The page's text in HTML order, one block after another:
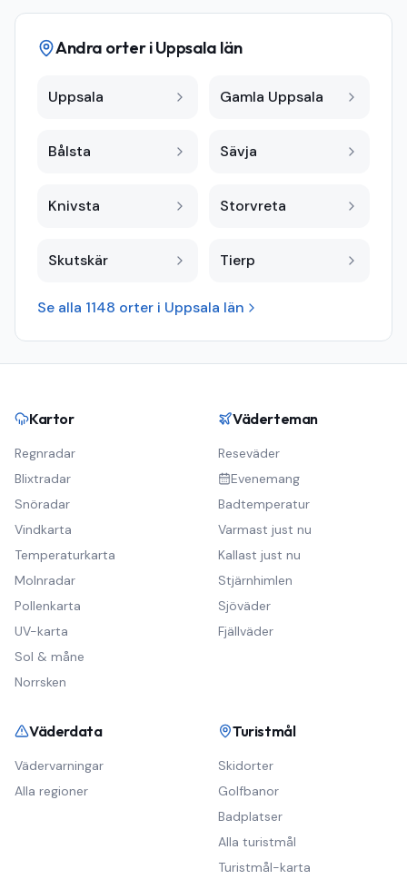
Andra orter iUppsala län
Uppsala Gamla Uppsala
Bålsta Sävja
Knivsta Storvreta
Skutskär Tierp
Se alla 1148 orter i Uppsala län
Kartor
Regnradar
Blixtradar
Snöradar
Vindkarta
Temperaturkarta
Molnradar
Pollenkarta
UV-karta
Sol & måne
Norrsken
Väderteman
Reseväder
Evenemang
Badtemperatur
Varmast just nu
Kallast just nu
Stjärnhimlen
Sjöväder
Fjällväder
Väderdata
Vädervarningar
Alla regioner
Turistmål
Skidorter
Golfbanor
Badplatser
Alla turistmål
Turistmål-karta